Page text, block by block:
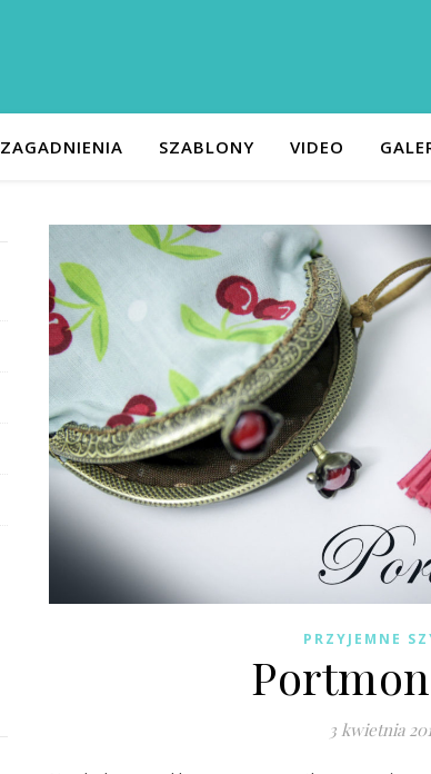
ZAGADNIENIA SZABLONY VIDEO
PRZYJEMNE
3 kwietnia